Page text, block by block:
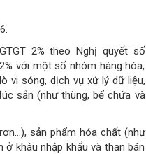
2% theo Nghị quyết số
với một số nhóm hàng hóa,
vi sóng, dịch vụ xử lý dữ liệu,
sẵn (như thùng, bể chứa và
sản phẩm hóa chất (như
khâu nhập khẩu và than bán